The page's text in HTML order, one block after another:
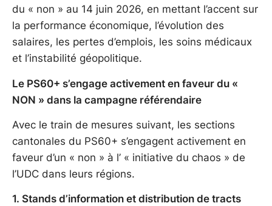
du « non » au 14 juin 2026, en mettant l’accent sur
la performance économique, l’évolution des
salaires, les pertes d’emplois, les soins médicaux
et l’instabilité géopolitique.
Le PS60+ s’engage activement en faveur du «
NON » dans la campagne référendaire
Avec le train de mesures suivant, les sections
cantonales du PS60+ s’engagent activement en
faveur d’un « non » à l’ « initiative du chaos » de
l’UDC dans leurs régions.
1. Stands d’information et distribution de tracts